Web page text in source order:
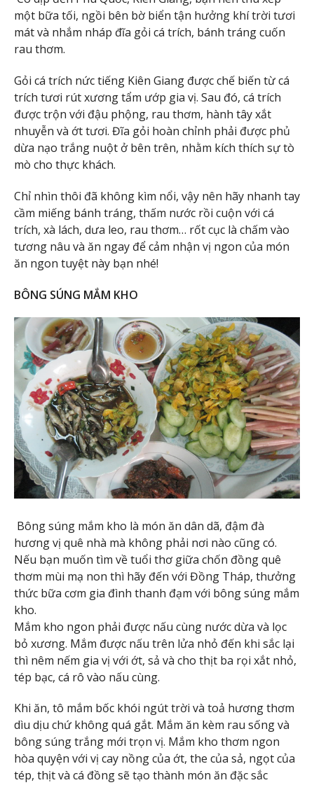
một bữa tối, ngồi bên bờ biển tận hưởng khí trời tươi
mát và nhắm nháp đĩa gỏi cá trích, bánh tráng cuốn
rau thơm.
Gỏi cá trích nức tiếng Kiên Giang được chế biến từ cá
trích tươi rút xương tẩm ướp gia vị. Sau đó, cá trích
được trộn với đậu phộng, rau thơm, hành tây xắt
nhuyễn và ớt tươi. Đĩa gỏi hoàn chỉnh phải được phủ
dừa nạo trắng nuột ở bên trên, nhằm kích thích sự tò
mò cho thực khách.
Chỉ nhìn thôi đã không kìm nổi, vậy nên hãy nhanh tay
cầm miếng bánh tráng, thấm nước rồi cuộn với cá
trích, xà lách, dưa leo, rau thơm… rốt cục là chấm vào
tương nâu và ăn ngay để cảm nhận vị ngon của món
ăn ngon tuyệt này bạn nhé!
BÔNG SÚNG MẮM KHO
Bông súng mắm kho là món ăn dân dã, đậm đà
hương vị quê nhà mà không phải nơi nào cũng có.
Nếu bạn muốn tìm về tuổi thơ giữa chốn đồng quê
thơm mùi mạ non thì hãy đến với Đồng Tháp, thưởng
thức bữa cơm gia đình thanh đạm với bông súng mắm
kho.
Mắm kho ngon phải được nấu cùng nước dừa và lọc
bỏ xương. Mắm được nấu trên lửa nhỏ đến khi sắc lại
thì nêm nếm gia vị với ớt, sả và cho thịt ba rọi xắt nhỏ,
tép bạc, cá rô vào nấu cùng.
Khi ăn, tô mắm bốc khói ngút trời và toả hương thơm
dìu dịu chứ không quá gắt. Mắm ăn kèm rau sống và
bông súng trắng mới trọn vị. Mắm kho thơm ngon
hòa quyện với vị cay nồng của ớt, the của sả, ngọt của
tép, thịt và cá đồng sẽ tạo thành món ăn đặc sắc